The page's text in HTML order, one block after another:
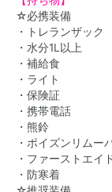
☆必携装備
・トレランザック
・水分1L以上
・補給食
・ライト
・保険証
・携帯電話
・熊鈴
・ポイズンリムー
・ファーストエイ
・防寒着